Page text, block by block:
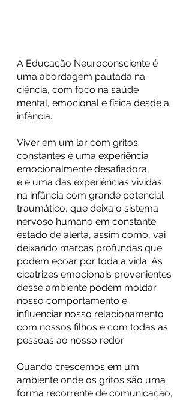
A Educação Neuroconsciente é
uma abordagem pautada na
ciência, com foco na saúde
mental, emocional e física desde a
infância.
Viver em um lar com gritos
constantes é uma experiência
emocionalmente desafiadora,
e é uma das experiências vividas
na infância com grande potencial
traumático, que deixa o sistema
nervoso humano em constante
estado de alerta, assim como, vai
deixando marcas profundas que
podem ecoar por toda a vida. As
cicatrizes emocionais provenientes
desse ambiente podem moldar
nosso comportamento e
influenciar nosso relacionamento
com nossos filhos e com todas as
pessoas ao nosso redor.
Quando crescemos em um
ambiente onde os gritos são uma
forma recorrente de comunicação,